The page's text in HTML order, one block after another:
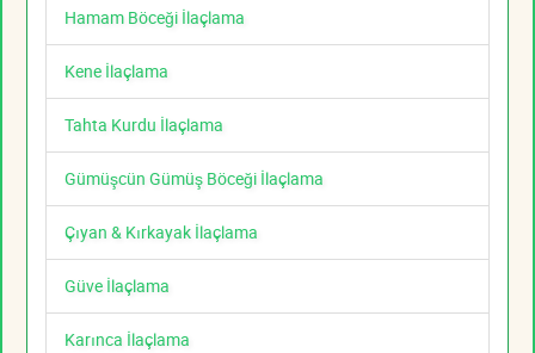
Hamam Böceği İlaçlama
Kene İlaçlama
Tahta Kurdu İlaçlama
Gümüşcün Gümüş Böceği İlaçlama
Çıyan & Kırkayak İlaçlama
Güve İlaçlama
Karınca İlaçlama